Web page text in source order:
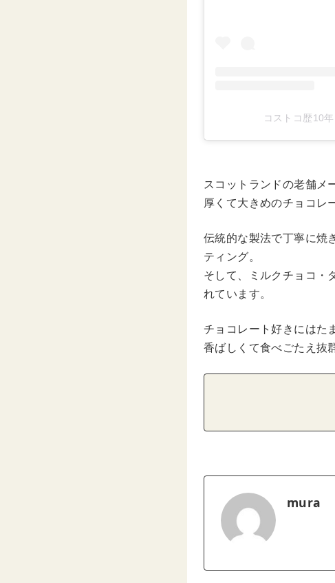
コストコ歴10
スコットランドの老舗メ
厚くて大きめのチョコレ
伝統的な製法で丁寧に焼
ティング。
そして、ミルクチョコ・
れています。
チョコレート好きにはた
香ばしくて食べごたえ抜
mura